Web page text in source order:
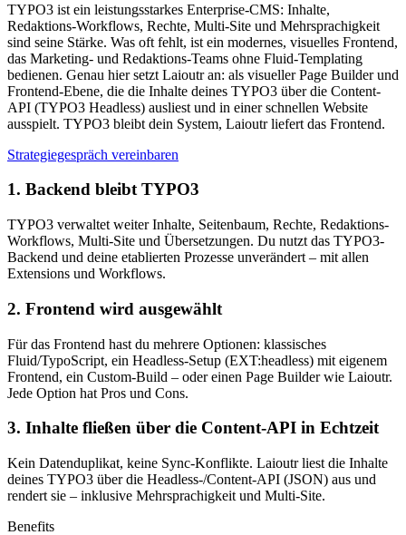
TYPO3 ist ein leistungsstarkes Enterprise-CMS: Inhalte,
Redaktions-Workflows, Rechte, Multi-Site und Mehrsprachigkeit
sind seine Stärke. Was oft fehlt, ist ein modernes, visuelles Frontend,
das Marketing- und Redaktions-Teams ohne Fluid-Templating
bedienen. Genau hier setzt Laioutr an: als visueller Page Builder und
Frontend-Ebene, die die Inhalte deines TYPO3 über die Content-
API (TYPO3 Headless) ausliest und in einer schnellen Website
ausspielt. TYPO3 bleibt dein System, Laioutr liefert das Frontend.
Strategiegespräch vereinbaren
1. Backend bleibt TYPO3
TYPO3 verwaltet weiter Inhalte, Seitenbaum, Rechte, Redaktions-
Workflows, Multi-Site und Übersetzungen. Du nutzt das TYPO3-
Backend und deine etablierten Prozesse unverändert – mit allen
Extensions und Workflows.
2. Frontend wird ausgewählt
Für das Frontend hast du mehrere Optionen: klassisches
Fluid/TypoScript, ein Headless-Setup (EXT:headless) mit eigenem
Frontend, ein Custom-Build – oder einen Page Builder wie Laioutr.
Jede Option hat Pros und Cons.
3. Inhalte fließen über die Content-API in Echtzeit
Kein Datenduplikat, keine Sync-Konflikte. Laioutr liest die Inhalte
deines TYPO3 über die Headless-/Content-API (JSON) aus und
rendert sie – inklusive Mehrsprachigkeit und Multi-Site.
Benefits